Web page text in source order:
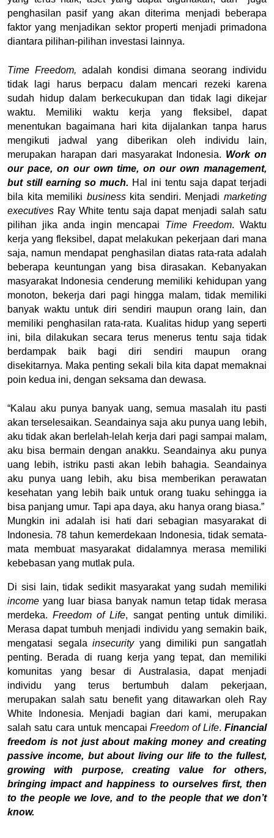
penghasilan pasif yang akan diterima menjadi beberapa
faktor yang menjadikan sektor properti menjadi primadona
diantara pilihan-pilihan investasi lainnya.
Time Freedom, adalah kondisi dimana seorang individu
tidak lagi harus berpacu dalam mencari rezeki karena
sudah hidup dalam berkecukupan dan tidak lagi dikejar
waktu. Memiliki waktu kerja yang fleksibel, dapat
menentukan bagaimana hari kita dijalankan tanpa harus
mengikuti jadwal yang diberikan oleh individu lain,
merupakan harapan dari masyarakat Indonesia. Work on
our pace, on our own time, on our own management,
but still earning so much. Hal ini tentu saja dapat terjadi
bila kita memiliki business kita sendiri. Menjadi marketing
executives Ray White tentu saja dapat menjadi salah satu
pilihan jika anda ingin mencapai Time Freedom. Waktu
kerja yang fleksibel, dapat melakukan pekerjaan dari mana
saja, namun mendapat penghasilan diatas rata-rata adalah
beberapa keuntungan yang bisa dirasakan. Kebanyakan
masyarakat Indonesia cenderung memiliki kehidupan yang
monoton, bekerja dari pagi hingga malam, tidak memiliki
banyak waktu untuk diri sendiri maupun orang lain, dan
memiliki penghasilan rata-rata. Kualitas hidup yang seperti
ini, bila dilakukan secara terus menerus tentu saja tidak
berdampak baik bagi diri sendiri maupun orang
disekitarnya. Maka penting sekali bila kita dapat memaknai
poin kedua ini, dengan seksama dan dewasa.
“Kalau aku punya banyak uang, semua masalah itu pasti
akan terselesaikan. Seandainya saja aku punya uang lebih,
aku tidak akan berlelah-lelah kerja dari pagi sampai malam,
aku bisa bermain dengan anakku. Seandainya aku punya
uang lebih, istriku pasti akan lebih bahagia. Seandainya
aku punya uang lebih, aku bisa memberikan perawatan
kesehatan yang lebih baik untuk orang tuaku sehingga ia
bisa panjang umur. Tapi apa daya, aku hanya orang biasa.”
Mungkin ini adalah isi hati dari sebagian masyarakat di
Indonesia. 78 tahun kemerdekaan Indonesia, tidak semata-
mata membuat masyarakat didalamnya merasa memiliki
kebebasan yang mutlak pula.
income yang luar biasa banyak namun tetap tidak merasa
merdeka. Freedom of Life, sangat penting untuk dimiliki.
Merasa dapat tumbuh menjadi individu yang semakin baik,
mengatasi segala insecurity yang dimiliki pun sangatlah
penting. Berada di ruang kerja yang tepat, dan memiliki
komunitas yang besar di Australasia, dapat menjadi
individu yang terus bertumbuh dalam pekerjaan,
merupakan salah satu benefit yang ditawarkan oleh Ray
White Indonesia. Menjadi bagian dari kami, merupakan
salah satu cara untuk mencapai Freedom of Life. Financial
freedom is not just about making money and creating
passive income, but about living our life to the fullest,
growing with purpose, creating value for others,
bringing impact and happiness to ourselves first, then
to the people we love, and to the people that we don’t
know.